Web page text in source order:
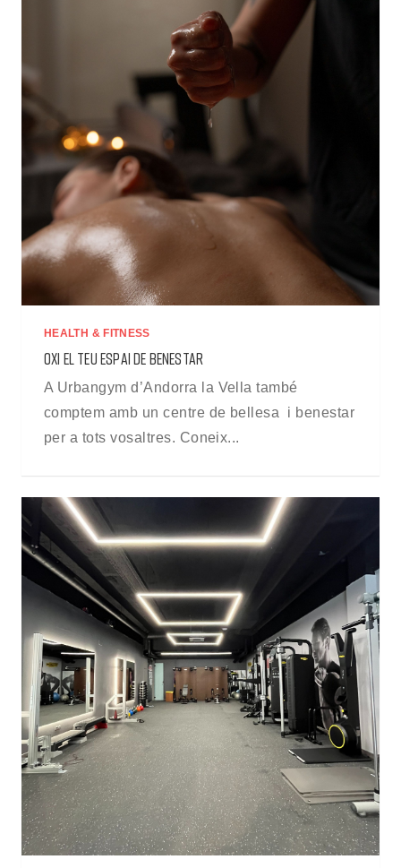
HEALTH & FITNESS
OXI EL TEU ESPAI DE BENESTAR
A Urbangym d’Andorra la Vella també
comptem amb un centre de bellesa i benestar
per a tots vosaltres. Coneix...